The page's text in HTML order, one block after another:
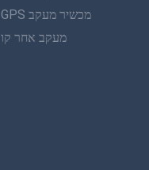
מכשיר מעקב GPS
מעקב אחר קו